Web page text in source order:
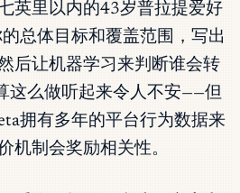
英里以内的43岁普拉提爱好
总体目标和覆盖范围，写出
后让机器学习来判断谁会转
这么做听起来令人不安——但
拥有多年的平台行为数据来
机制会奖励相关性。